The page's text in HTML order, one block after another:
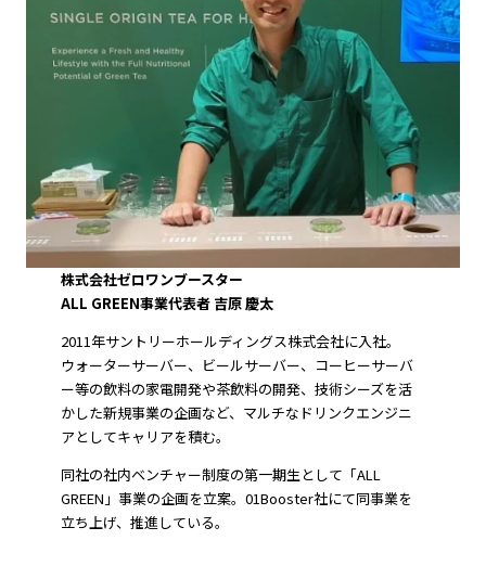
株式会社ゼロワンブースター
ALL GREEN事業代表者 吉原 慶太
2011年サントリーホールディングス株式会社に入社。
ウォーターサーバー、ビールサーバー、コーヒーサーバ
ー等の飲料の家電開発や茶飲料の開発、技術シーズを活
かした新規事業の企画など、マルチなドリンクエンジニ
アとしてキャリアを積む。
同社の社内ベンチャー制度の第一期生として「ALL
GREEN」事業の企画を立案。01Booster社にて同事業を
立ち上げ、推進している。